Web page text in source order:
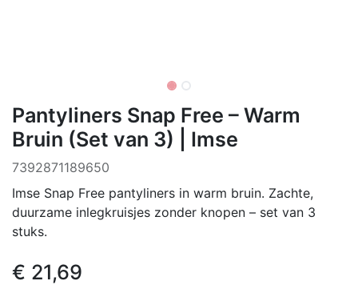
Pantyliners Snap Free – Warm
Bruin (Set van 3) | Imse
7392871189650
Imse Snap Free pantyliners in warm bruin. Zachte,
duurzame inlegkruisjes zonder knopen – set van 3
stuks.
€ 21,69